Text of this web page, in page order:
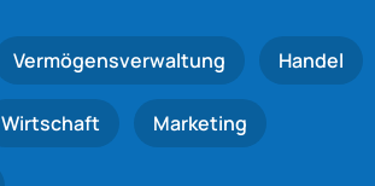
Vermögensverwaltung Handel
Wirtschaft Marketing